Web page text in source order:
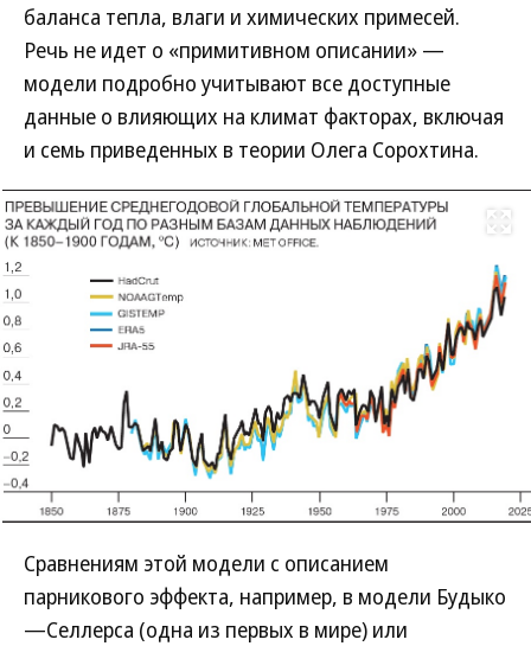
баланса тепла, влаги и химических примесей.
Речь не идет о «примитивном описании» —
модели подробно учитывают все доступные
данные о влияющих на климат факторах, включая
и семь приведенных в теории Олега Сорохтина.
Сравнениям этой модели с описанием
парникового эффекта, например, в модели Будыко
—Селлерса (одна из первых в мире) или